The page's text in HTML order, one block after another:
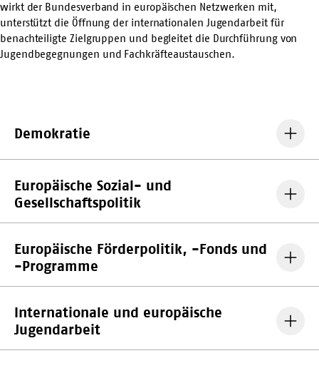
wirkt der Bundesverband in europäischen Netzwerken mit,
unterstützt die Öffnung der internationalen Jugendarbeit für
benachteiligte Zielgruppen und begleitet die Durchführung von
Jugendbegegnungen und Fachkräfteaustauschen.
Demokratie
Europäische Sozial- und
Gesellschaftspolitik
Europäische Förderpolitik, -Fonds und
-Programme
Internationale und europäische
Jugendarbeit